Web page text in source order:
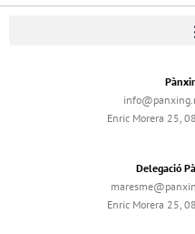
Enric Morera 25,
Delegació
Enric Morera 25,